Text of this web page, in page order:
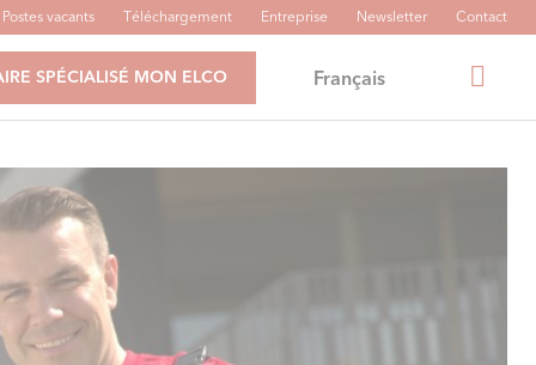
Postes vacants Téléchargement Entreprise Newsletter Contact
SPÉCIALISÉ MON ELCO Français